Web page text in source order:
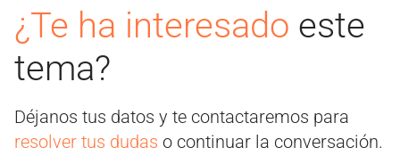
¿Te ha interesado este
tema?
Déjanos tus datos y te contactaremos para
resolver tus dudas o continuar la conversación.